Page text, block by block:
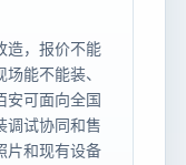
造，报价不能
能不能装、
安可面向全国
调试协同和售
片和现有设备